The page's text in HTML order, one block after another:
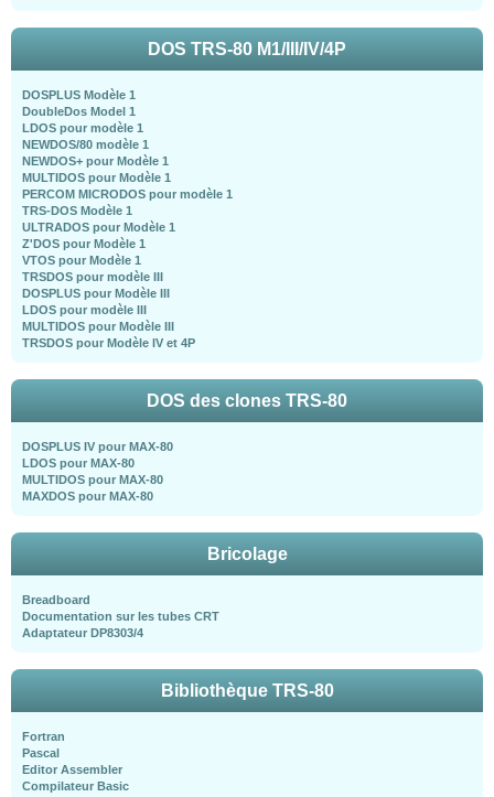
DOS TRS-80 M1/III/IV/4P
DOSPLUS Modèle 1
DoubleDos Model 1
LDOS pour modèle 1
NEWDOS/80 modèle 1
NEWDOS+ pour Modèle 1
MULTIDOS pour Modèle 1
PERCOM MICRODOS pour modèle 1
TRS-DOS Modèle 1
ULTRADOS pour Modèle 1
Z'DOS pour Modèle 1
VTOS pour Modèle 1
TRSDOS pour modèle III
DOSPLUS pour Modèle III
LDOS pour modèle III
MULTIDOS pour Modèle III
TRSDOS pour Modèle IV et 4P
DOS des clones TRS-80
DOSPLUS IV pour MAX-80
LDOS pour MAX-80
MULTIDOS pour MAX-80
MAXDOS pour MAX-80
Bricolage
Breadboard
Documentation sur les tubes CRT
Adaptateur DP8303/4
Bibliothèque TRS-80
Fortran
Pascal
Editor Assembler
Compilateur Basic